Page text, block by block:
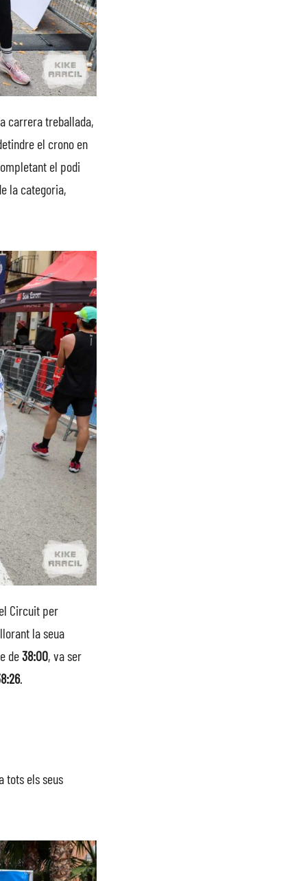
carrera treballada,
el crono en
el podi
la categoria,
Circuit per
la seua
de38:00, va ser
.
tots els seus